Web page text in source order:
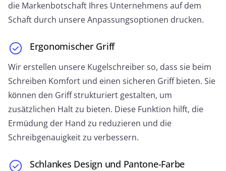
Narwalstift
Beste Geschenke für Kinder. Verfügt über ein
Narwal-Muster auf dem Stiftkörper und einen 3D-
Gummi-Narwal auf der Kappe.
JETZT ANFRAGEN
die Markenbotschaft Ihres Unternehmens auf dem
Schaft durch unsere Anpassungsoptionen drucken.
Ergonomischer Griff
Wir erstellen unsere Kugelschreiber so, dass sie beim
Schreiben Komfort und einen sicheren Griff bieten. Sie
können den Griff strukturiert gestalten, um
zusätzlichen Halt zu bieten. Diese Funktion hilft, die
Ermüdung der Hand zu reduzieren und die
Schreibgenauigkeit zu verbessern.
Schlankes Design und Pantone-Farbe